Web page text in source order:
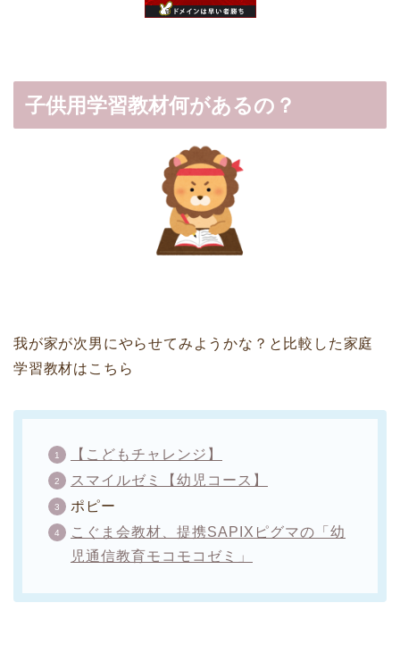
子供用学習教材何があるの？
我が家が次男にやらせてみようかな？と比較した家庭
学習教材はこちら
【こどもチャレンジ】
スマイルゼミ【幼児コース】
ポピー
こぐま会教材、提携SAPIXピグマの「幼
児通信教育モコモコゼミ」